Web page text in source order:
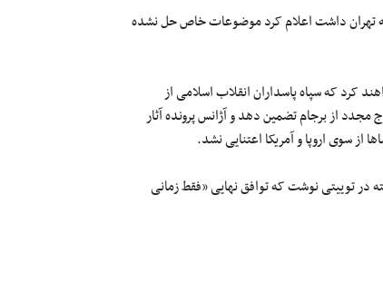
گروسی مدیرکل آژانس بین‌المللی انرژی اتمی در سفری که اسفند ۱۴۰۰ به تهران داشت اعلام کرد موضوعات خاص حل نشده
کرد که سپاه پاسداران انقلاب اسلامی از
از برجام تضمین دهد و آژانس پرونده آثار
از سوی اروپا و آمریکا اعتنایی نشد.
توییتی نوشت که توافق نهایی «فقط زمانی